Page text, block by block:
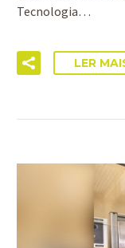
Tecnologia…
LER